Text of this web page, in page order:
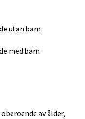
utan barn
med barn
av ålder,